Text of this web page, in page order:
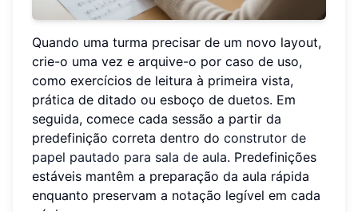
Quando uma turma precisar de um novo layout,
crie-o uma vez e arquive-o por caso de uso,
como exercícios de leitura à primeira vista,
prática de ditado ou esboço de duetos. Em
seguida, comece cada sessão a partir da
predefinição correta dentro do construtor de
papel pautado para sala de aula. Predefinições
estáveis mantêm a preparação da aula rápida
enquanto preservam a notação legível em cada